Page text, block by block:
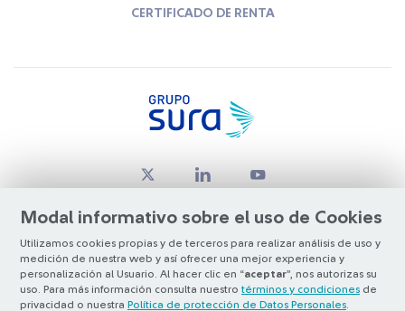
Modal informativo sobre el uso de Cookies
Utilizamos cookies propias y de terceros para realizar análisis de uso y
medición de nuestra web y así ofrecer una mejor experiencia y
personalización al Usuario. Al hacer clic en “aceptar”, nos autorizas su
uso. Para más información consulta nuestro términos y condiciones de
privacidad o nuestra Política de protección de Datos Personales
CERTIFICADO DE RENTA
© Copyright Grupo SURA 2026